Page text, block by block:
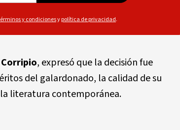
y condicionesypolítica de privacidad.
, expresó que la decisión fue
del galardonado, la calidad de su
literatura contemporánea.